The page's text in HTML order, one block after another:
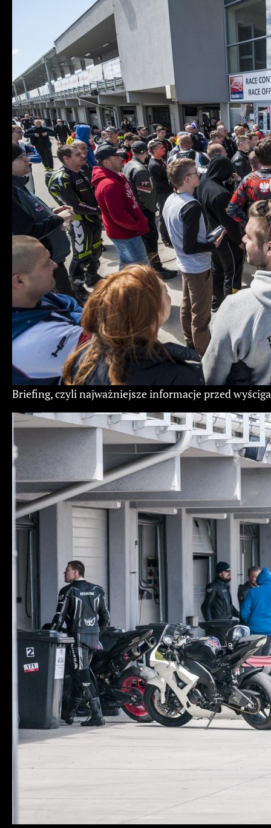
Briefing, czyli najważniejsze informacje przed